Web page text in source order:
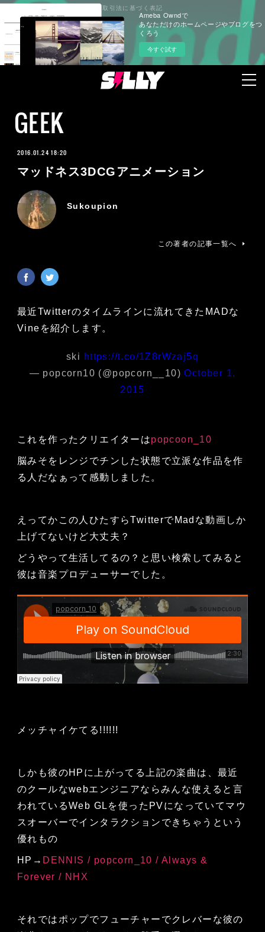
Ameba Owndで
あなただけのホームページやブログをつ
くろう
今すぐ試す
GEEK
2016.01.24 18:20
マッドネス3DCGアニメーション
Sukoupion
この著者の記事一覧へ
最近Twitterのタイムラインに流れてきたMADな
Vineを紹介します。
ski https://t.co/1Z8rWzaj5q
— popcorn10 (@popcorn__10)October 1,
2015
これを作ったクリエイターはpopcoon_10
脳みそをレンジでチンした状態で立派な作品を作
る人だなぁって感動しました。
えってかこの人ひたすらTwitterでMadな動画しか
上げてないけど大丈夫？
どうやって生活してるの？と思い検索してみると
彼は音楽プロデューサーでした。
メッチャイケてる!!!!!!
しかも彼のHPに上がってる上記の楽曲は、最近
のクールなwebエンジニアならみんな使えると言
われているWeb GLを使ったPVになっていてマウ
スオーバーでインタラクションできちゃうという
優れもの
HP→ DENNIS / popcorn_10 / Always &
Forever / NHX
それではポップでフューチャーでクレバーな彼の
プライバシーポリシー 特定商取引法に基づく表記